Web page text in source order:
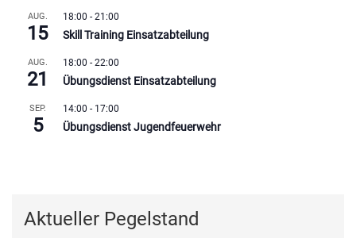
AUG.
15
18:00 - 21:00
Skill Training Einsatzabteilung
AUG.
21
18:00 - 22:00
Übungsdienst Einsatzabteilung
SEP.
5
14:00 - 17:00
Übungsdienst Jugendfeuerwehr
Aktueller Pegelstand